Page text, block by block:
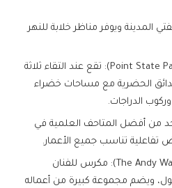
ويوفر مناظر خلابة للنهر
حديقة بوينت الحكومية (Point State Park): تقع عند التقاء ثلاثة
الحضرية مع مساحات خضراء
الدراجات.
من أفضل المتاحف العلمية في
تفاعلية تناسب جميع الأعمار.
برج الفنون (The Andy Warhol Museum): مكرس للفنان
ويضم مجموعة كبيرة من أعماله